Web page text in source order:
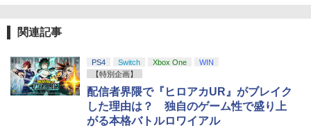
関連記事
PS4 Switch Xbox One
WIN
【特別企画】
配信者界隈で『ヒロアカUR』がブレイク
した理由は？ 独自のゲーム性で盛り上
がる本格バトルロワイアル